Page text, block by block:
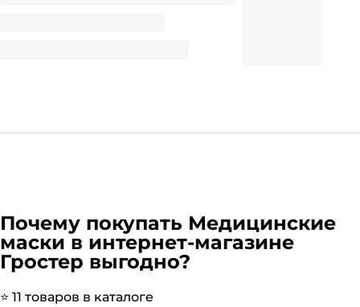
Почему покупать Медицинские
маски в интернет-магазине
Гростер выгодно?
⭐️ 11 товаров в каталоге